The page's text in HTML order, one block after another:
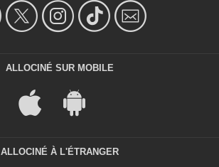
ALLOCINÉ SUR MOBILE
ALLOCINÉ À L'ÉTRANGER